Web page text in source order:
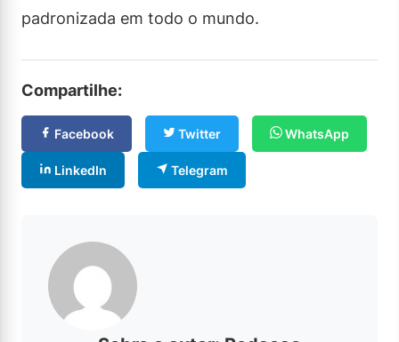
padronizada em todo o mundo.
Compartilhe:
Facebook Twitter WhatsApp
LinkedIn Telegram